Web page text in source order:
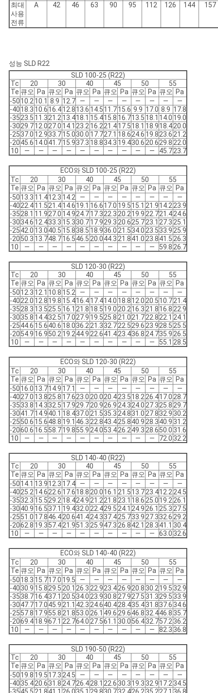
트
맵
개
인
정
보
보
호
정
책
최대
사용
전류
A 42 46 63 90 95 112 126 144 157
성능 SLD R22
SLD 100-25 (R22)
Tc
20 30 40 45 50
55
Te 큐오 Pa 큐오 Pa 큐오 Pa 큐오 Pa 큐오 Pa 큐오 Pa
-5010.210.1 8.9 12.7 ― ― ― ― ― ― ―
―
-4018.3 10.616.412.813.6 14.511.715.6 9.9 17.0 8.9 17.8
-3523.5 11.321.213.418.1 15.415.8 16.713.5 18.1 14.0 19.0
-3029.712.027.0 14.1 23.216.221.417.518.1 18.918.420.0
-2537.0 12.933.715.030.0 17.727.1 18.624.6 19.823.621.2
-2045.6 14.041.715.937.3 18.834.3 19.430.620.629.822.0
10
― ― ― ― ― ― ― ― ― ― 45.723.7
ECO와 SLD 100-25 (R22)
Tc
20 30 40 45 50
55
Te 큐오 Pa 큐오 Pa 큐오 Pa 큐오 Pa 큐오 Pa 큐오 Pa
-5013.3 11.412.3 14.2 ― ― ― ― ― ― ―
―
-4022.411.521.414.619.1 16.617.0 19.515.1 21.914.223.9
-3528.1 11.927.0 14.924.717.322.320.219.922.721.424.6
-3034.6 12.433.3 15.330.717.929.320.625.723.1 27.325.1
-2542.0 13.040.5 15.838.5 18.936.021.534.023.533.925.9
-2050.3 13.748.716.546.520.044.321.841.023.841.526.3
10
― ― ― ― ― ― ― ― ― ― 59.826.7
SLD 120-30 (R22)
Tc
20 30 40 45 50
55
Te 큐오 Pa 큐오 Pa 큐오 Pa 큐오 Pa 큐오 Pa 큐오 Pa
-5012.3 12.1 10.8 15.2 ― ― ― ― ― ― ―
―
-4022.0 12.819.8 15.416.417.414.0 18.812.020.510.721.4
-3528.3 13.525.5 16.1 21.8 18.519.020.216.321.816.822.9
-3035.8 14.432.5 17.027.9 19.525.821.021.722.822.1 24.1
-2544.6 15.640.6 18.036.221.332.722.529.623.928.525.5
-2054.9 16.950.219.244.922.641.423.436.824.735.926.5
10
― ― ― ― ― ― ― ― ― ― 55.1 28.5
ECO와 SLD 120-30 (R22)
Tc
20 30 40 45 50
55
Te 큐오 Pa 큐오 Pa 큐오 Pa 큐오 Pa 큐오 Pa 큐오 Pa
-5016.0 13.714.9 17.1 ― ― ― ― ― ― ―
―
-4027.0 13.825.8 17.623.020.020.423.518.226.417.028.7
-3533.8 14.332.5 17.929.720.926.924.324.027.325.829.7
-3041.714.940.1 18.437.021.535.324.831.027.832.9 30.2
-2550.6 15.648.8 19.1 46.322.843.425.840.928.340.9 31.2
-2060.6 16.558.719.855.924.053.426.249.328.650.0 31.6
10
― ― ― ― ― ― ― ― ― ― 72.0 32.2
SLD 140-40 (R22)
Tc
20 30 40 45 50
55
Te 큐오 Pa 큐오 Pa 큐오 Pa 큐오 Pa 큐오 Pa 큐오 Pa
-5014.1 13.912.3 17.4 ― ― ― ― ― ― ―
―
-4025.214.622.6 17.618.820.016.1 21.513.723.412.224.5
-3532.3 15.529.218.424.921.221.823.1 18.625.019.226.1
-3040.9 16.537.1 19.432.022.429.524.1 24.926.1 25.327.5
-2551.0 17.846.420.641.424.337.425.733.927.332.629.2
-2062.8 19.357.421.951.325.947.326.842.1 28.341.1 30.4
10
― ― ― ― ― ― ― ― ― ― 63.0 32.6
ECO와 SLD 140-40 (R22)
Tc
20 30 40 45 50
55
Te 큐오 Pa 큐오 Pa 큐오 Pa 큐오 Pa 큐오 Pa 큐오 Pa
-5018.3 15.717.0 19.5 ― ― ― ― ― ― ―
―
-4030.9 15.829.520.1 26.322.923.426.920.8 30.219.5 32.9
-3538.716.437.1 20.534.023.930.827.927.5 31.329.5 33.9
-3047.717.045.921.1 42.324.640.428.435.431.837.6 34.6
-2557.8 17.955.821.853.026.1 49.629.646.8 32.446.8 35.7
-2069.418.967.1 22.764.027.561.1 30.056.432.757.236.2
10
― ― ― ― ― ― ― ― ― ― 82.3 36.8
SLD 190-50 (R22)
Tc
20 30 40 45 50
55
Te 큐오 Pa 큐오 Pa 큐오 Pa 큐오 Pa 큐오 Pa 큐오 Pa
-5019.8 19.517.324.5 ― ― ― ― ― ― ―
―
-4035.420.631.824.726.428.1 22.6 30.319.3 32.917.234.5